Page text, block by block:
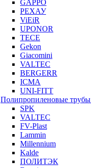
GAPPO
РЕХАУ
ViEiR
UPONOR
TECE
Gekon
Giacomini
VALTEC
BERGERR
ICMA
UNI-FITT
Полипропиленовые трубы
SPK
VALTEC
FV-Plast
Lammin
Millennium
Kalde
ПОЛИТЭК